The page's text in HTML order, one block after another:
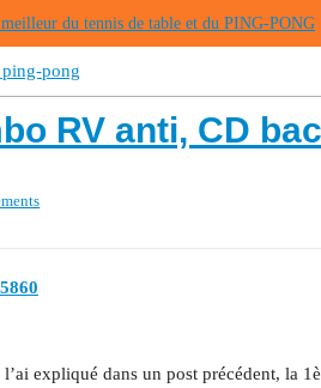
du tennis de table et du PING-PONG
pong
RV anti, CD
expliqué dans un post précédent, la